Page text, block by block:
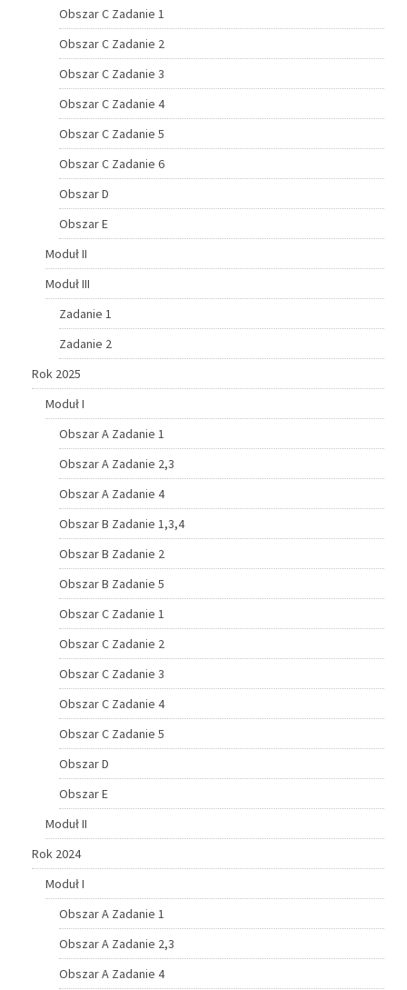
Obszar C Zadanie 1
Obszar C Zadanie 2
Obszar C Zadanie 3
Obszar C Zadanie 4
Obszar C Zadanie 5
Obszar C Zadanie 6
Obszar D
Obszar E
Moduł II
Moduł III
Zadanie 1
Zadanie 2
Rok 2025
Moduł I
Obszar A Zadanie 1
Obszar A Zadanie 2,3
Obszar A Zadanie 4
Obszar B Zadanie 1,3,4
Obszar B Zadanie 2
Obszar B Zadanie 5
Obszar C Zadanie 1
Obszar C Zadanie 2
Obszar C Zadanie 3
Obszar C Zadanie 4
Obszar C Zadanie 5
Obszar D
Obszar E
Moduł II
Rok 2024
Moduł I
Obszar A Zadanie 1
Obszar A Zadanie 2,3
Obszar A Zadanie 4